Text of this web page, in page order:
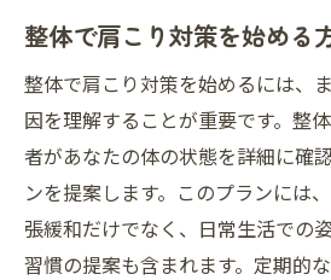
整体で肩こり対策を始める
整体で肩こり対策を始めるには、
因を理解することが重要です。整
者があなたの体の状態を詳細に確
ンを提案します。このプランには
張緩和だけでなく、日常生活での
習慣の提案も含まれます。定期的